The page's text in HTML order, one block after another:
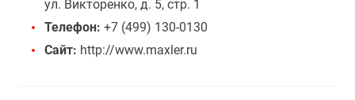
ул. Викторенко, д. 5, стр. 1
Телефон: +7 (499) 130-0130
Сайт: http://www.maxler.ru